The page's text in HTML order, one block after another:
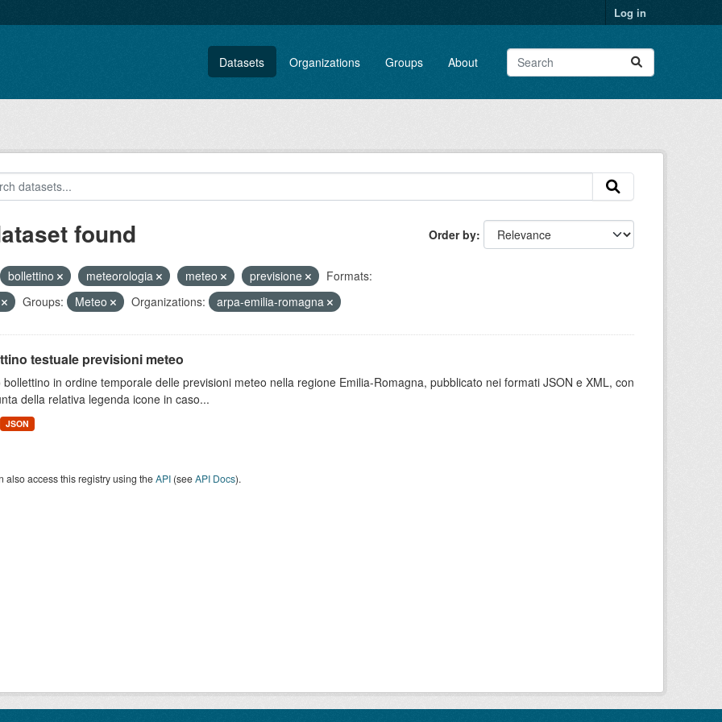
Log in
Datasets Organizations Groups About
Order by
found
bollettino meteorologia meteo previsione
Formats:
Groups: Meteo Organizations: arpa-emilia-romagna
testuale previsioni meteo
bollettino in ordine temporale delle previsioni meteo nella regione Emilia-Romagna, pubblicato nei formati JSON e XML, con
della relativa legenda icone in caso...
JSON
also access this registry using theAPI(seeAPI Docs).